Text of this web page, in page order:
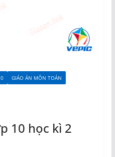
GIÁO ÁN MÔN TOÁN
10 học kì 2